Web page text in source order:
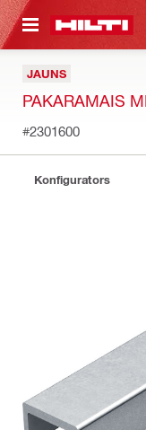
SATURU
JAUNS
PAKARAMAIS
#2301600
Konfigurators